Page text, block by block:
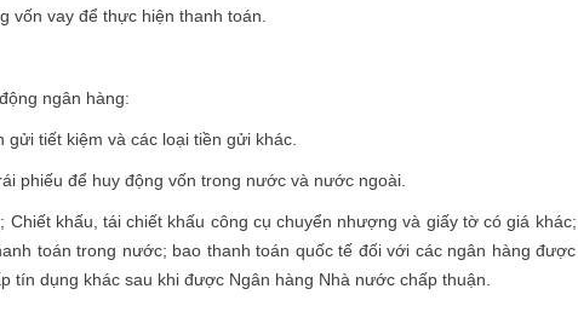
vốn vay để thực hiện thanh toán.
ngân hàng:
tiết kiệm và các loại tiền gửi khác.
phiếu để huy động vốn trong nước và nước ngoài.
khấu, tái chiết khấu công cụ chuyển nhượng và giấy tờ có giá khác;
toán trong nước; bao thanh toán quốc tế đối với các ngân hàng được
tín dụng khác sau khi được Ngân hàng Nhà nước chấp thuận.